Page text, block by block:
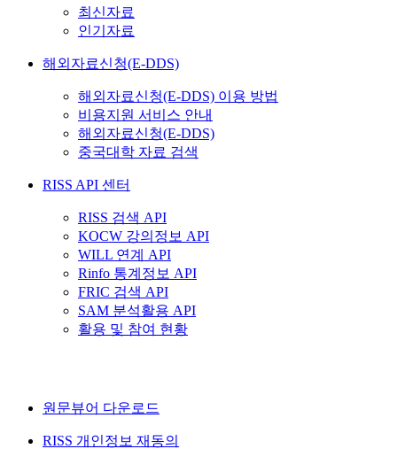
최신자료
인기자료
해외자료신청(E-DDS)
해외자료신청(E-DDS) 이용 방법
비용지원 서비스 안내
해외자료신청(E-DDS)
중국대학 자료 검색
RISS API 센터
RISS 검색 API
KOCW 강의정보 API
WILL 연계 API
Rinfo 통계정보 API
FRIC 검색 API
SAM 분석활용 API
활용 및 참여 현황
원문뷰어 다운로드
RISS 개인정보 재동의